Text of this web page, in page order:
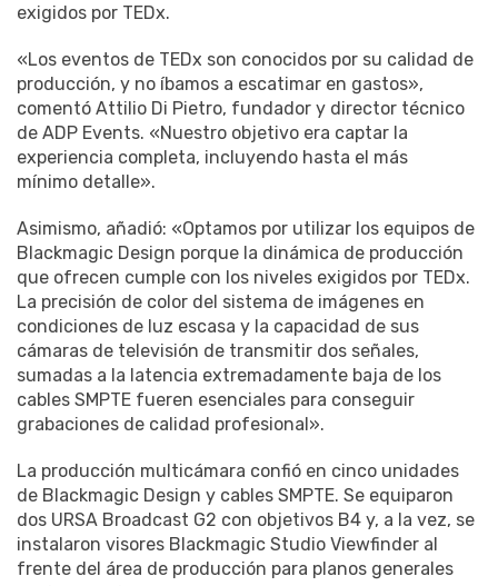
exigidos por TEDx.
«Los eventos de TEDx son conocidos por su calidad de
producción, y no íbamos a escatimar en gastos»,
comentó Attilio Di Pietro, fundador y director técnico
de ADP Events. «Nuestro objetivo era captar la
experiencia completa, incluyendo hasta el más
mínimo detalle».
Asimismo, añadió: «Optamos por utilizar los equipos de
Blackmagic Design porque la dinámica de producción
que ofrecen cumple con los niveles exigidos por TEDx.
La precisión de color del sistema de imágenes en
condiciones de luz escasa y la capacidad de sus
cámaras de televisión de transmitir dos señales,
sumadas a la latencia extremadamente baja de los
cables SMPTE fueren esenciales para conseguir
grabaciones de calidad profesional».
La producción multicámara confió en cinco unidades
de Blackmagic Design y cables SMPTE. Se equiparon
dos URSA Broadcast G2 con objetivos B4 y, a la vez, se
instalaron visores Blackmagic Studio Viewfinder al
frente del área de producción para planos generales